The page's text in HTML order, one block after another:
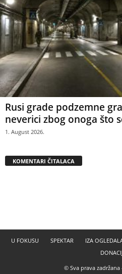
Rusi grade podzemne
neverici zbog onoga što
1. August 2026.
KOMENTARI ČITALACA
U FOKUSU SPEKTAR IZA
© Sva prava zadržana